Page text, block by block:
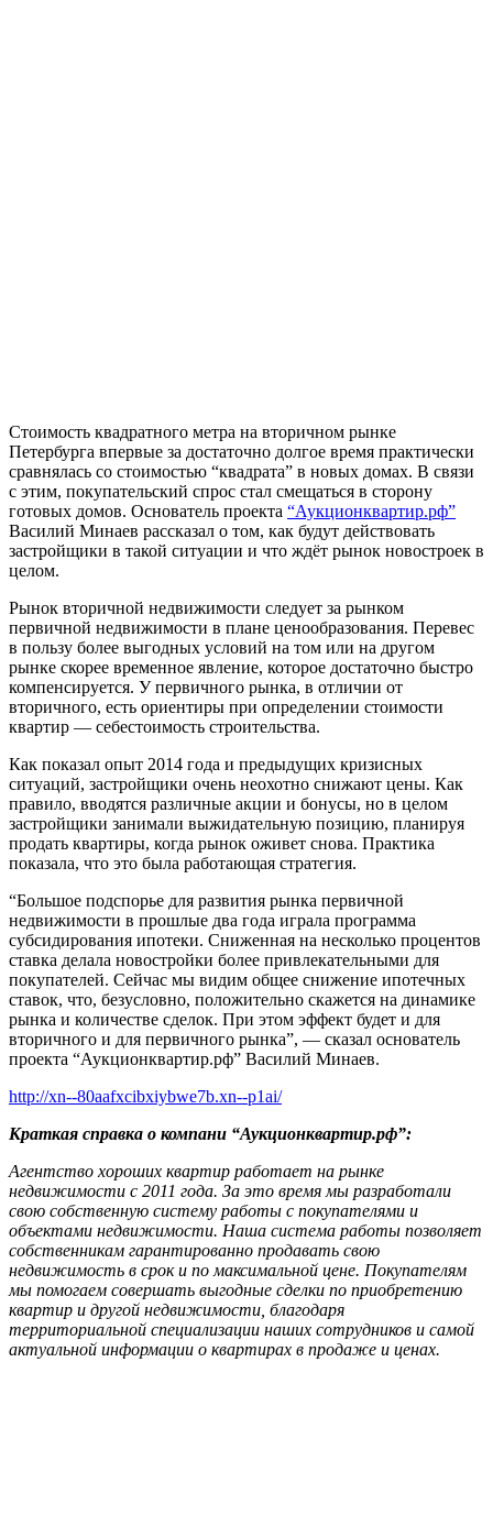
Стоимость квадратного метра на вторичном рынке
Петербурга впервые за достаточно долгое время практически
сравнялась со стоимостью “квадрата” в новых домах. В связи
с этим, покупательский спрос стал смещаться в сторону
готовых домов. Основатель проекта “Аукционквартир.рф”
Василий Минаев рассказал о том, как будут действовать
застройщики в такой ситуации и что ждёт рынок новостроек в
целом.
Рынок вторичной недвижимости следует за рынком
первичной недвижимости в плане ценообразования. Перевес
в пользу более выгодных условий на том или на другом
рынке скорее временное явление, которое достаточно быстро
компенсируется. У первичного рынка, в отличии от
вторичного, есть ориентиры при определении стоимости
квартир — себестоимость строительства.
Как показал опыт 2014 года и предыдущих кризисных
ситуаций, застройщики очень неохотно снижают цены. Как
правило, вводятся различные акции и бонусы, но в целом
застройщики занимали выжидательную позицию, планируя
продать квартиры, когда рынок оживет снова. Практика
показала, что это была работающая стратегия.
“Большое подспорье для развития рынка первичной
недвижимости в прошлые два года играла программа
субсидирования ипотеки. Сниженная на несколько процентов
ставка делала новостройки более привлекательными для
покупателей. Сейчас мы видим общее снижение ипотечных
ставок, что, безусловно, положительно скажется на динамике
рынка и количестве сделок. При этом эффект будет и для
вторичного и для первичного рынка”, — сказал основатель
проекта “Аукционквартир.рф” Василий Минаев.
http://xn--80aafxcibxiybwe7b.xn--p1ai/
Краткая справка о компани “Аукционквартир.рф”:
Агентство хороших квартир работает на рынке
недвижимости с 2011 года. За это время мы разработали
свою собственную систему работы с покупателями и
объектами недвижимости. Наша система работы позволяет
собственникам гарантированно продавать свою
недвижимость в срок и по максимальной цене. Покупателям
мы помогаем совершать выгодные сделки по приобретению
квартир и другой недвижимости, благодаря
территориальной специализации наших сотрудников и самой
актуальной информации о квартирах в продаже и ценах.